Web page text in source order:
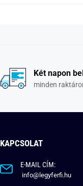
Két napon
minden
KAPCSOLAT
E-MAIL CÍM:
info@legyferfi.hu